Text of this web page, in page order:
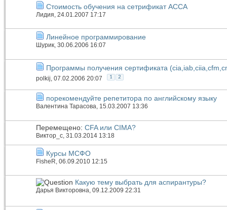
Стоимость обучения на сетрификат АССА
Лидия, 24.01.2007 17:17
Линейное программирование
Шурик, 30.06.2006 16:07
Программы получения сертификата
polkij, 07.02.2006 20:07 1 2
порекомендуйте репетитора по английскому языку
Валентина Тарасова, 15.03.2007 13:36
Перемещено: CFA или СIMA?
Виктор_c, 31.03.2014 13:18
Курсы МСФО
FisheR, 06.09.2010 12:15
Какую тему выбрать для аспирантуры?
Дарья Викторовна, 09.12.2009 22:31